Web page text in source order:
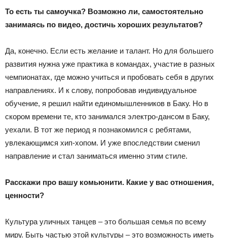
То есть ты самоучка? Возможно ли, самостоятельно
занимаясь по видео, достичь хороших результатов?
Да, конечно. Если есть желание и талант. Но для большего
развития нужна уже практика в командах, участие в разных
чемпионатах, где можно учиться и пробовать себя в других
направлениях. И к слову, попробовав индивидуальное
обучение, я решил найти единомышленников в Баку. Но в
скором времени те, кто занимался электро-дансом в Баку,
уехали. В тот же период я познакомился с ребятами,
увлекающимся хип-хопом. И уже впоследствии сменил
направление и стал заниматься именно этим стиле.
Расскажи про вашу комьюнити. Какие у вас отношения,
ценности?
Культура уличных танцев – это большая семья по всему
миру. Быть частью этой культуры – это возможность иметь